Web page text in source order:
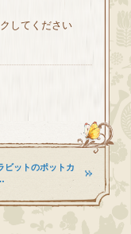
してください
ビットのポットカ